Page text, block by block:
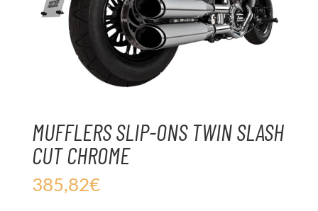
MUFFLERS SLIP-ONS TWIN SLASH
CUT CHROME
385,82€